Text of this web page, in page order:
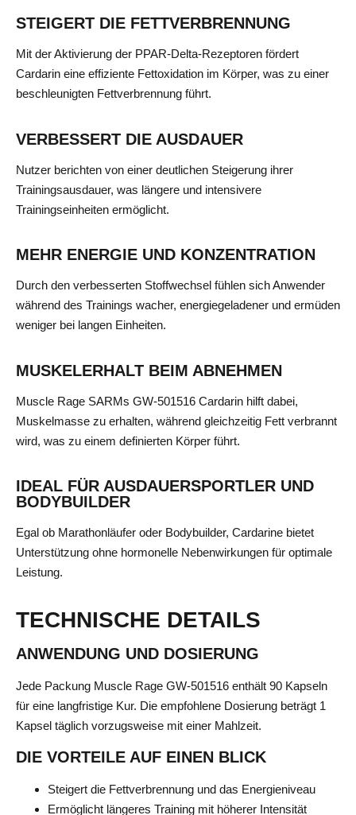
STEIGERT DIE FETTVERBRENNUNG
Mit der Aktivierung der PPAR-Delta-Rezeptoren fördert
Cardarin eine effiziente Fettoxidation im Körper, was zu einer
beschleunigten Fettverbrennung führt.
VERBESSERT DIE AUSDAUER
Nutzer berichten von einer deutlichen Steigerung ihrer
Trainingsausdauer, was längere und intensivere
Trainingseinheiten ermöglicht.
MEHR ENERGIE UND KONZENTRATION
Durch den verbesserten Stoffwechsel fühlen sich Anwender
während des Trainings wacher, energiegeladener und ermüden
weniger bei langen Einheiten.
MUSKELERHALT BEIM ABNEHMEN
Muscle Rage SARMs GW-501516 Cardarin hilft dabei,
Muskelmasse zu erhalten, während gleichzeitig Fett verbrannt
wird, was zu einem definierten Körper führt.
IDEAL FÜR AUSDAUERSPORTLER UND
BODYBUILDER
Egal ob Marathonläufer oder Bodybuilder, Cardarine bietet
Unterstützung ohne hormonelle Nebenwirkungen für optimale
Leistung.
TECHNISCHE DETAILS
ANWENDUNG UND DOSIERUNG
Jede Packung Muscle Rage GW-501516 enthält 90 Kapseln
für eine langfristige Kur. Die empfohlene Dosierung beträgt 1
Kapsel täglich vorzugsweise mit einer Mahlzeit.
DIE VORTEILE AUF EINEN BLICK
Steigert die Fettverbrennung und das Energieniveau
Ermöglicht längeres Training mit höherer Intensität